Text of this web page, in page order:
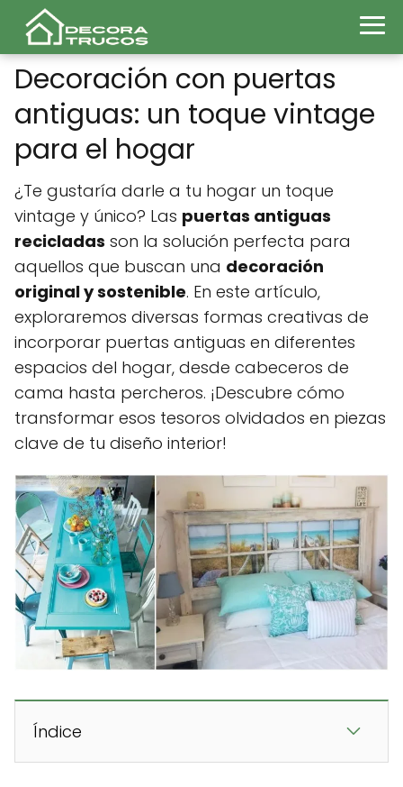
Decoración con puertas
antiguas: un toque vintage
para el hogar
¿Te gustaría darle a tu hogar un toque
vintage y único? Las puertas antiguas
recicladas son la solución perfecta para
aquellos que buscan una decoración
original y sostenible. En este artículo,
exploraremos diversas formas creativas de
incorporar puertas antiguas en diferentes
espacios del hogar, desde cabeceros de
cama hasta percheros. ¡Descubre cómo
transformar esos tesoros olvidados en piezas
clave de tu diseño interior!
Índice